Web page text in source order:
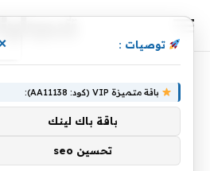
توصيات :
باقة متميزة VIP (كود: AA11138):
باقة باك لينك
تحسين seo